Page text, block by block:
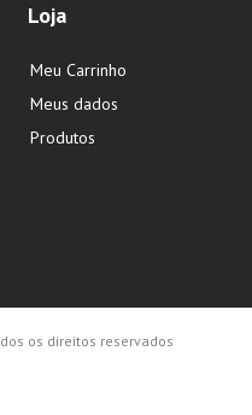
Loja
Meu Carrinho
Meus dados
Produtos
os direitos reservados